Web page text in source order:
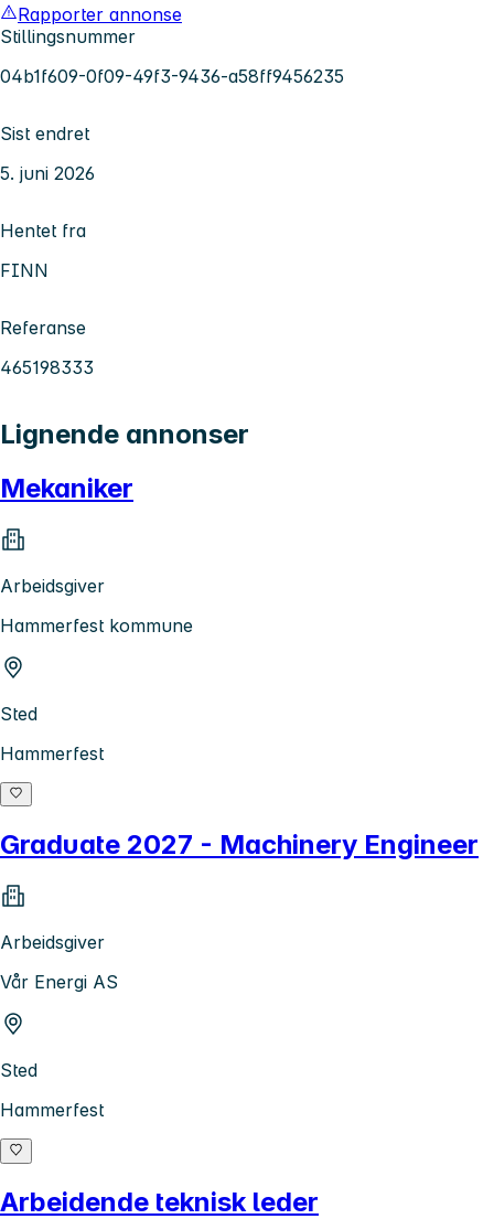
Rapporter annonse
Stillingsnummer
04b1f609-0f09-49f3-9436-a58ff9456235
Sist endret
5. juni 2026
Hentet fra
FINN
Referanse
465198333
Lignende annonser
Mekaniker
Arbeidsgiver
Hammerfest kommune
Sted
Hammerfest
Graduate 2027 - Machinery Engineer
Arbeidsgiver
Vår Energi AS
Sted
Hammerfest
Arbeidende teknisk leder